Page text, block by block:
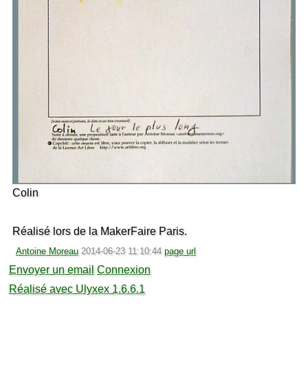
Colin
Réalisé lors de la MakerFaire Paris.
Antoine Moreau 2014-06-23 11:10:44 page url
Envoyer un email Connexion
Réalisé avec Ulyxex 1.6.6.1